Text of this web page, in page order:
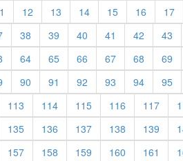
12 13 14 15 16 17
38 39 40 41 42 43
64 65 66 67 68 69
90 91 92 93 94 95
113 114 115 116 117
135 136 137 138 139
157 158 159 160 161